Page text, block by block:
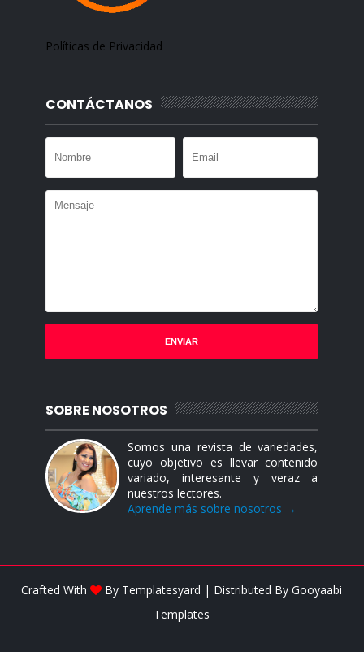
Políticas de Privacidad
CONTÁCTANOS
SOBRE NOSOTROS
Somos una revista de variedades,
cuyo objetivo es llevar contenido
variado, interesante y veraz a
nuestros lectores.
Aprende más sobre nosotros →
Crafted With By Templatesyard | Distributed ByGooyaabi
Templates